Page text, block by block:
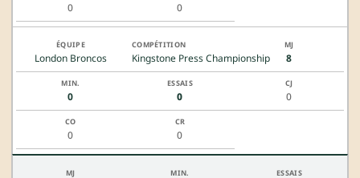
0 0
London Broncos Kingstone Press Championship 8
0 0 0
0 0